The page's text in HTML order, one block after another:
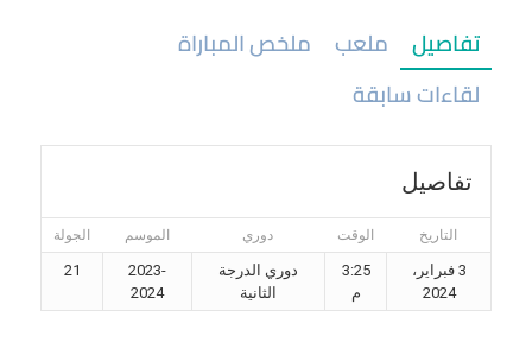
تفاصيل ملعب
ملخص المباراة
لقاءات سابقة
تفاصيل
التاريخ الوقت دوري الموسم الجولة
3 فبراير،
2024
3:25
م
دوري الدرجة
الثانية
2023-
2024
21